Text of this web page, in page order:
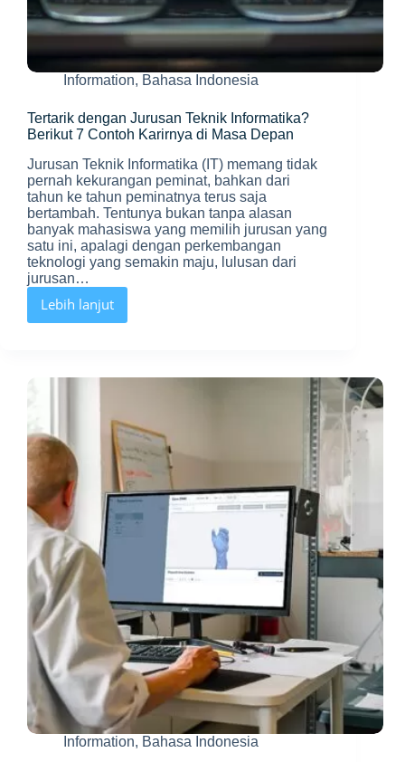
Information, Bahasa Indonesia
Tertarik dengan Jurusan Teknik Informatika?
Berikut 7 Contoh Karirnya di Masa Depan
Jurusan Teknik Informatika (IT) memang tidak
pernah kekurangan peminat, bahkan dari
tahun ke tahun peminatnya terus saja
bertambah. Tentunya bukan tanpa alasan
banyak mahasiswa yang memilih jurusan yang
satu ini, apalagi dengan perkembangan
teknologi yang semakin maju, lulusan dari
jurusan…
Lebih lanjut
Tertarik
dengan
Contoh
Karirnya
Masa
Depan
Information, Bahasa Indonesia